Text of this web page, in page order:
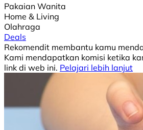
Pakaian Wanita
Home & Living
Olahraga
Deals
Rekomendit membantu kamu
Kami mendapatkan komisi ketika
link di web ini. Pelajari lebih lanjut